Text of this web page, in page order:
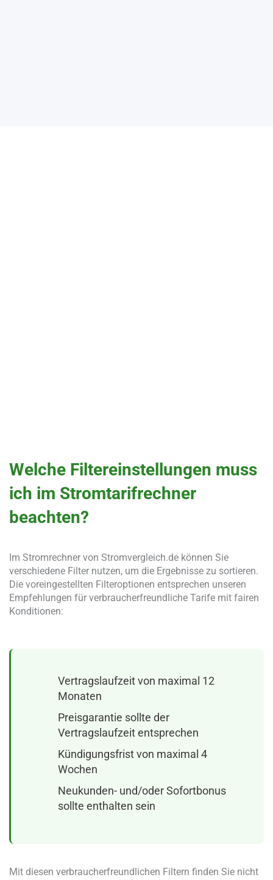
Welche Filtereinstellungen muss
ich im Stromtarifrechner
beachten?
Im Stromrechner von Stromvergleich.de können Sie
verschiedene Filter nutzen, um die Ergebnisse zu sortieren.
Die voreingestellten Filteroptionen entsprechen unseren
Empfehlungen für verbraucherfreundliche Tarife mit fairen
Konditionen:
Vertragslaufzeit von maximal 12
Monaten
Preisgarantie sollte der
Vertragslaufzeit entsprechen
Kündigungsfrist von maximal 4
Wochen
Neukunden- und/oder Sofortbonus
sollte enthalten sein
Mit diesen verbraucherfreundlichen Filtern finden Sie nicht